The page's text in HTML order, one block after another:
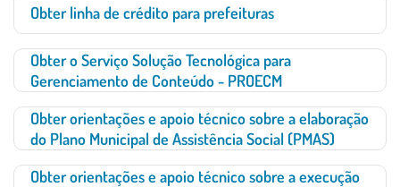
Obter linha de crédito para prefeituras
Obter o Serviço Solução Tecnológica para
Gerenciamento de Conteúdo - PROECM
Obter orientações e apoio técnico sobre a elaboração
do Plano Municipal de Assistência Social (PMAS)
Obter orientações e apoio técnico sobre a execução